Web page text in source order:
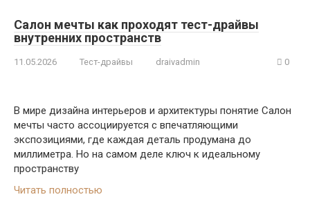
Салон мечты как проходят тест-драйвы
внутренних пространств
11.05.2026 Тест-драйвы draivadmin 0
В мире дизайна интерьеров и архитектуры понятие Салон
мечты часто ассоциируется с впечатляющими
экспозициями, где каждая деталь продумана до
миллиметра. Но на самом деле ключ к идеальному
пространству
Читать полностью